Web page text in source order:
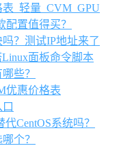
_轻量_CVM_GPU
置值得买？
？测试IP地址来了
Linux面板命令脚本
些？
优惠价格表
代CentOS系统吗？
个？